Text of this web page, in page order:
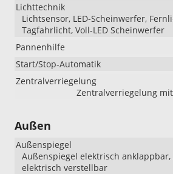
Lichttechnik
Lichtsensor, LED-Scheinwerfer,
Tagfahrlicht, Voll-LED Scheinwerfer
Pannenhilfe
Start/Stop-Automatik
Zentralverriegelung
Zentralverriegelung
Außen
Außenspiegel
Außenspiegel elektrisch
elektrisch verstellbar